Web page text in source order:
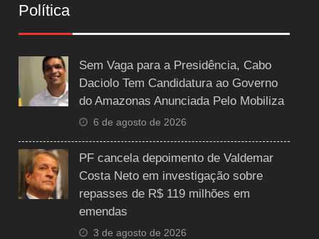
Política
Sem Vaga para a Presidência, Cabo
Daciolo Tem Candidatura ao Governo
do Amazonas Anunciada Pelo Mobiliza
6 de agosto de 2026
PF cancela depoimento de Valdemar
Costa Neto em investigação sobre
repasses de R$ 119 milhões em
emendas
3 de agosto de 2026